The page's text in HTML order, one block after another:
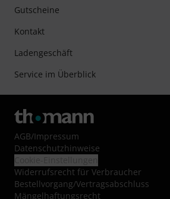
Gutscheine
Kontakt
Ladengeschäft
Service im Überblick
AGB/Impressum
Datenschutzhinweise
Widerrufsrecht für Verbraucher
Bestellvorgang/Vertragsabschluss
Mängelhaftungsrecht